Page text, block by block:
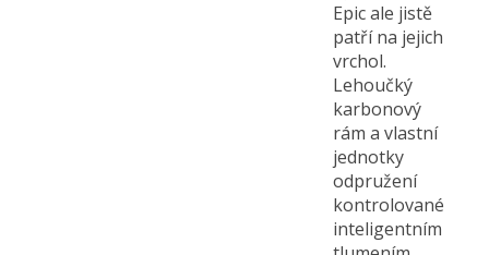
Epic ale jistě
patří na jejich
vrchol.
Lehoučký
karbonový
rám a vlastní
jednotky
odpružení
kontrolované
inteligentním